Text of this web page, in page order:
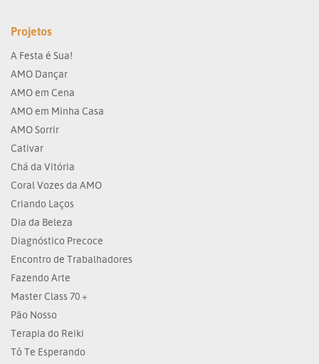
Projetos
A Festa é Sua!
AMO Dançar
AMO em Cena
AMO em Minha Casa
AMO Sorrir
Cativar
Chá da Vitória
Coral Vozes da AMO
Criando Laços
Dia da Beleza
Diagnóstico Precoce
Encontro de Trabalhadores
Fazendo Arte
Master Class 70 +
Pão Nosso
Terapia do Reiki
Tô Te Esperando